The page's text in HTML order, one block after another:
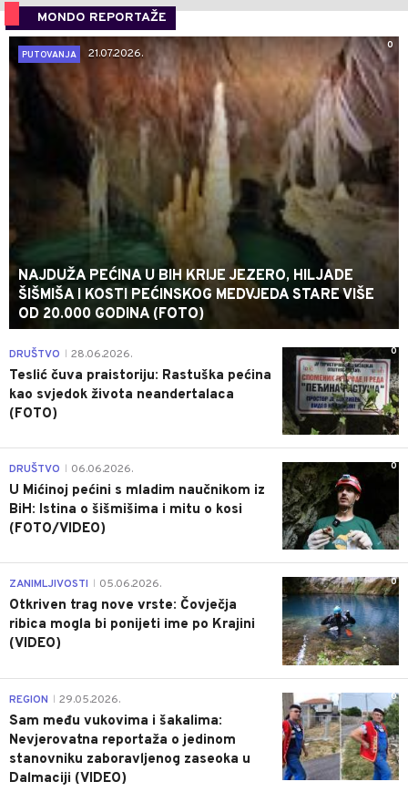
MONDO REPORTAŽE
0
PUTOVANJA
21.07.2026.
NAJDUŽA PEĆINA U BIH KRIJE JEZERO, HILJADE
ŠIŠMIŠA I KOSTI PEĆINSKOG MEDVJEDA STARE VIŠE
OD 20.000 GODINA (FOTO)
0
DRUŠTVO 28.06.2026.
Teslić čuva praistoriju: Rastuška pećina
kao svjedok života neandertalaca
(FOTO)
0
DRUŠTVO 06.06.2026.
U Mićinoj pećini s mladim naučnikom iz
BiH: Istina o šišmišima i mitu o kosi
(FOTO/VIDEO)
0
ZANIMLJIVOSTI 05.06.2026.
Otkriven trag nove vrste: Čovječja
ribica mogla bi ponijeti ime po Krajini
(VIDEO)
0
REGION 29.05.2026.
Sam među vukovima i šakalima:
Nevjerovatna reportaža o jedinom
stanovniku zaboravljenog zaseoka u
Dalmaciji (VIDEO)